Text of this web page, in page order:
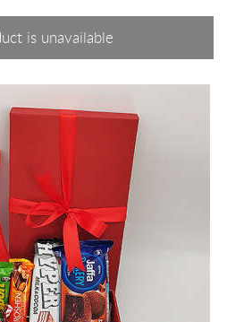
is unavailable